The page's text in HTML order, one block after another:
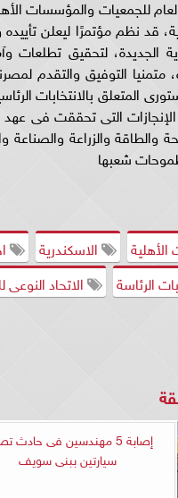
قد نظم مؤتمرًا ليعلن
الجديدة، لتحقيق
التوفيق والتقدم
التى تحققت فى عهد
والطاقة والزراعة
شعبها
الأهلية الاسكندرية
الرئاسة
الاتحاد
إصابة 5 مهندسين فى حادث
سيارتين ببنى سويف